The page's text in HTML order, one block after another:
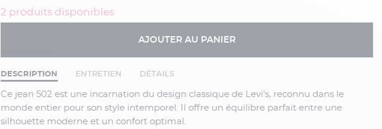
2 produits disponibles
AJOUTER AU PANIER
DESCRIPTION ENTRETIEN DÉTAILS
Ce jean 502 est une incarnation du design classique de Levi's, reconnu dans le
monde entier pour son style intemporel. Il offre un équilibre parfait entre une
silhouette moderne et un confort optimal.